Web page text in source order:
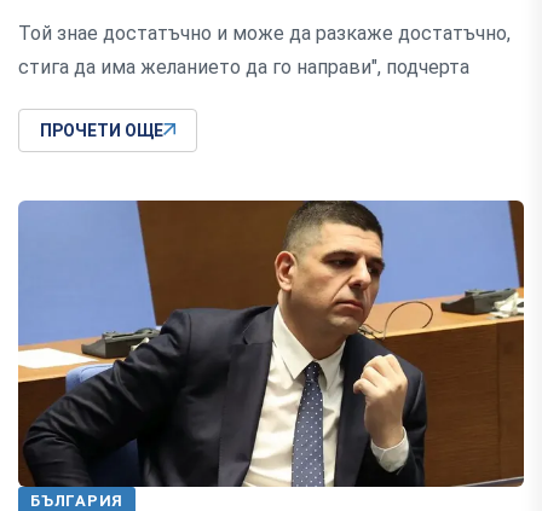
Той знае достатъчно и може да разкаже достатъчно,
стига да има желанието да го направи", подчерта
ПРОЧЕТИ ОЩЕ
БЪЛГАРИЯ